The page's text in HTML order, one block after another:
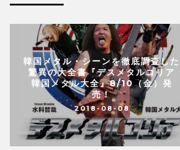
韓国メタル・シーンを徹底調査した
驚異の大全書『デスメタルコリア
韓国メタル大全』8/10（金）発
売！
2018-08-08